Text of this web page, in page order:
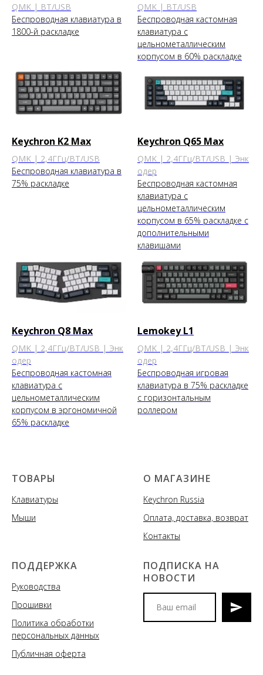
QMK | BT/USB
Беспроводная клавиатура в
1800-й раскладке
QMK | BT/USB
Беспроводная кастомная
клавиатура с
цельнометаллическим
корпусом в 60% раскладке
Keychron K2 Max
QMK | 2,4ГГц/BT/USB
Беспроводная клавиатура в
75% раскладке
Keychron Q65 Max
QMK | 2,4ГГц/BT/USB | Энк
одер
Беспроводная кастомная
клавиатура с
цельнометаллическим
корпусом в 65% раскладке с
дополнительными
клавишами
Keychron Q8 Max
QMK | 2,4ГГц/BT/USB | Энк
одер
Беспроводная кастомная
клавиатура с
цельнометаллическим
корпусом в эргономичной
65% раскладке
Lemokey L1
QMK | 2,4ГГц/BT/USB | Энк
одер
Беспроводная игровая
клавиатура в 75% раскладке
с горизонтальным
роллером
ТОВАРЫ
Клавиатуры
Мыши
О МАГАЗИНЕ
Keychron Russia
Оплата, доставка, возврат
Контакты
ПОДДЕРЖКА
Руководства
Прошивки
Политика обработки
персональных данных
Публичная оферта
ПОДПИСКА НА
НОВОСТИ